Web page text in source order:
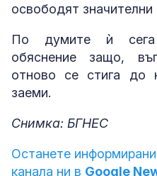
освободят значителни
По думите ѝ сега
обяснение защо,
отново се стига до
заеми.
Снимка: БГНЕС
Останете
канала ни в Google